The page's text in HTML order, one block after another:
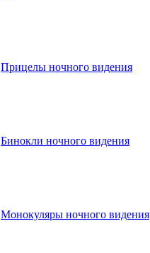
Прицелы ночного видения
Бинокли ночного видения
Монокуляры ночного видения